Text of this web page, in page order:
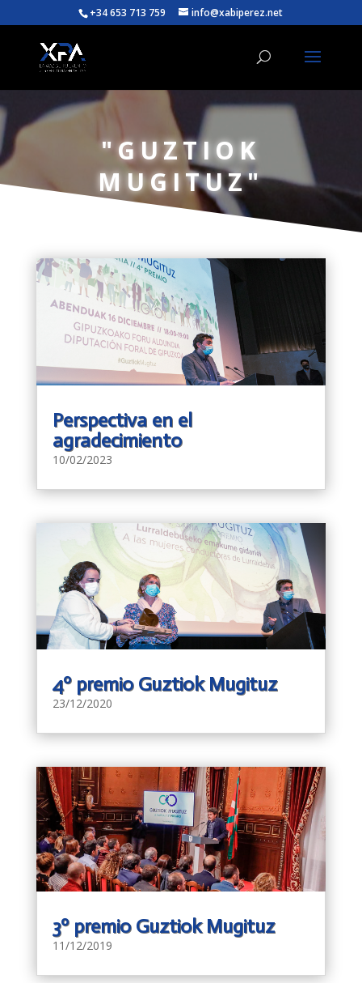
+34 653 713 759 info@xabiperez.net
"GUZTIOK
MUGITUZ"
Perspectiva en el
agradecimiento
10/02/2023
4º premio Guztiok Mugituz
23/12/2020
3º premio Guztiok Mugituz
11/12/2019